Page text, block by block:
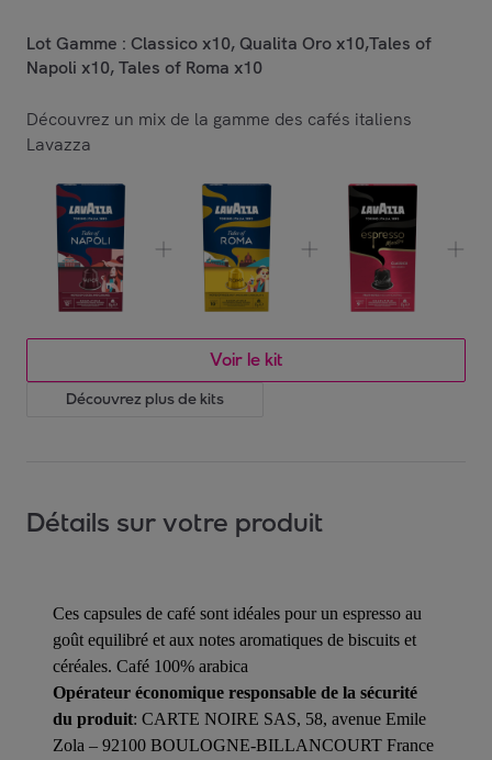
Lot Gamme : Classico x10, Qualita Oro x10,Tales of
Napoli x10, Tales of Roma x10
Découvrez un mix de la gamme des cafés italiens
Lavazza
Voir le kit
Lavazza
Voir le kit
Découvrez plus de kits
Détails sur votre produit
Ces capsules de café sont idéales pour un espresso au
goût equilibré et aux notes aromatiques de biscuits et
céréales. Café 100% arabica
Opérateur économique responsable de la sécurité
du produit: CARTE NOIRE SAS, 58, avenue Emile
Zola – 92100 BOULOGNE-BILLANCOURT France